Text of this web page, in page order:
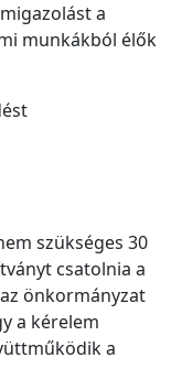
a
munkákból élők
szükséges 30
csatolnia a
önkormányzat
a kérelem
a